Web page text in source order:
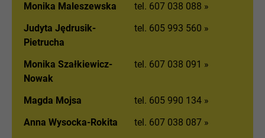
Monika Maleszewska
tel. 607 038 088 »
Judyta Jędrusik-
Pietrucha
tel. 605 993 560 »
Monika Szałkiewicz-
Nowak
tel. 607 038 091 »
Magda Mojsa
tel. 605 990 134 »
Anna Wysocka-Rokita
tel. 607 038 087 »